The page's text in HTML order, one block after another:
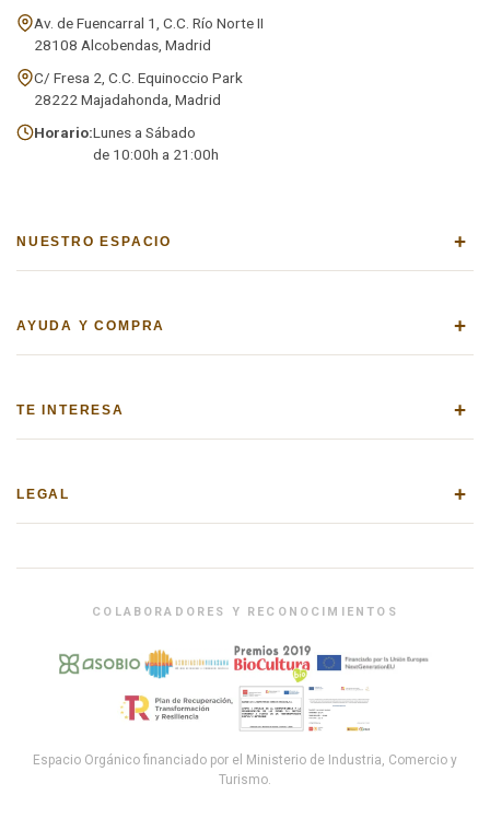
Av. de Fuencarral 1, C.C. Río Norte II
28108 Alcobendas, Madrid
C/ Fresa 2, C.C. Equinoccio Park
28222 Majadahonda, Madrid
Horario:Lunes a Sábado
de 10:00h a 21:00h
NUESTRO ESPACIO +
AYUDA Y COMPRA +
TE INTERESA +
LEGAL +
COLABORADORES Y RECONOCIMIENTOS
Espacio Orgánico financiado por el Ministerio de Industria, Comercio y
Turismo.